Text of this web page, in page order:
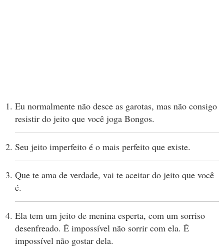
Eu normalmente não desce as garotas, mas não consigo
resistir do jeito que você joga Bongos.
Seu jeito imperfeito é o mais perfeito que existe.
Que te ama de verdade, vai te aceitar do jeito que você
é.
Ela tem um jeito de menina esperta, com um sorriso
desenfreado. É impossível não sorrir com ela. É
impossível não gostar dela.